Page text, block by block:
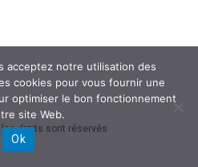
les droits sont réservés
acceptez notre utilisation des
cookies pour vous fournir une
optimiser le bon fonctionnement
site Web.
Ok